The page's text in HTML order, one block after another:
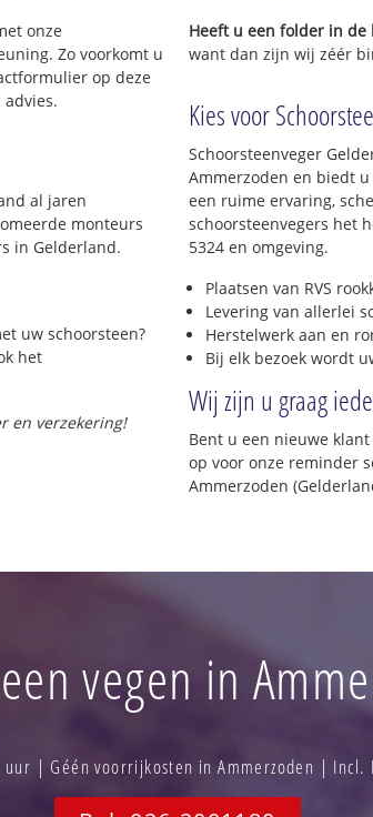
onze
Zo voorkomt u
op deze
al jaren
monteurs
in Gelderland.
uw schoorsteen?
het
en verzekering!
Heeft u een folder in de
want dan zijn wij zéér
Kies voor
Schoorsteenveger
Ammerzoden en biedt
een ruime ervaring,
schoorsteenvegers het
5324 en omgeving.
Plaatsen van RVS
Levering van allerlei
Herstelwerk aan en
Bij elk bezoek wordt
Wij zijn u graag
Bent u een nieuwe
op voor onze reminder
Ammerzoden
vegen in
| Géén voorrijkosten in Ammerzoden |